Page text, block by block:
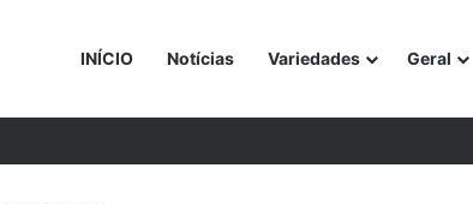
INÍCIO Notícias Variedades Geral